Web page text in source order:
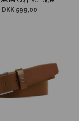
DKK 599,00